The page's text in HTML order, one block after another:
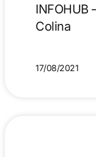
INFOHUB
Colina
17/08/2021